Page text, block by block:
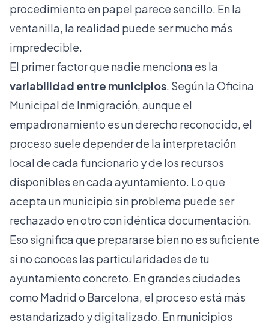
procedimiento en papel parece sencillo. En la
ventanilla, la realidad puede ser mucho más
impredecible.
El primer factor que nadie menciona es la
variabilidad entre municipios. Según laOficina
Municipal de Inmigración, aunque el
empadronamiento es un derecho reconocido, el
proceso suele depender de la interpretación
local de cada funcionario y de los recursos
disponibles en cada ayuntamiento. Lo que
acepta un municipio sin problema puede ser
rechazado en otro con idéntica documentación.
Eso significa que prepararse bien no es suficiente
si no conoces las particularidades de tu
ayuntamiento concreto. En grandes ciudades
como Madrid o Barcelona, el proceso está más
estandarizado y digitalizado. En municipios